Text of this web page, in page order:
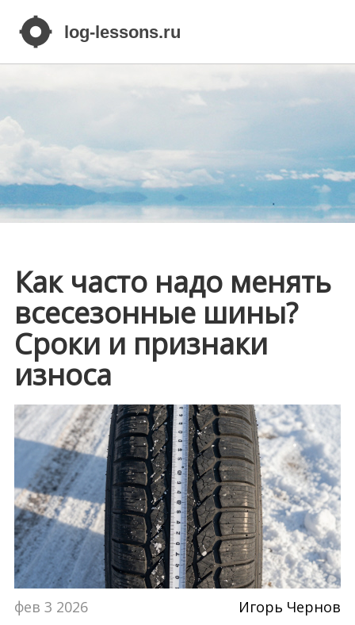
Как часто надо менять
всесезонные шины?
Сроки и признаки
износа
фев 3 2026 Игорь Чернов